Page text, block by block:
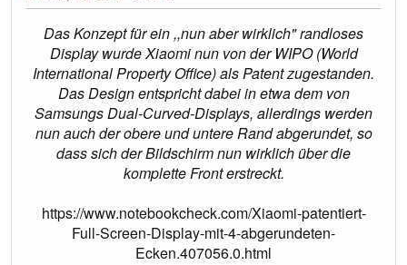
Das Konzept für ein ,,nun aber wirklich" randloses
Display wurde Xiaomi nun von der WIPO (World
International Property Office) als Patent zugestanden.
Das Design entspricht dabei in etwa dem von
Samsungs Dual-Curved-Displays, allerdings werden
nun auch der obere und untere Rand abgerundet, so
dass sich der Bildschirm nun wirklich über die
komplette Front erstreckt.
https://www.notebookcheck.com/Xiaomi-patentiert-
Full-Screen-Display-mit-4-abgerundeten-
Ecken.407056.0.html